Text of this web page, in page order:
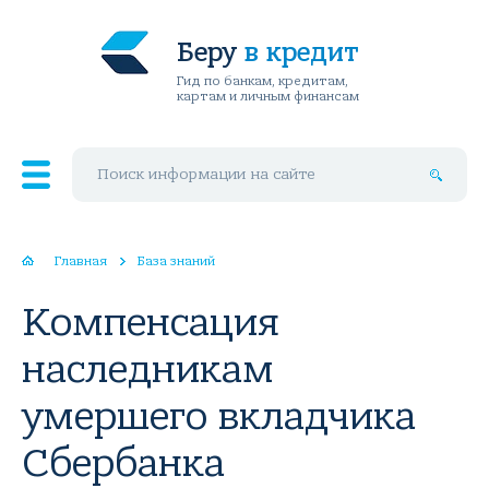
Беру в кредит
Гид по банкам, кредитам,
картам и личным финансам
Главная База знаний
Компенсация
наследникам
умершего вкладчика
Сбербанка